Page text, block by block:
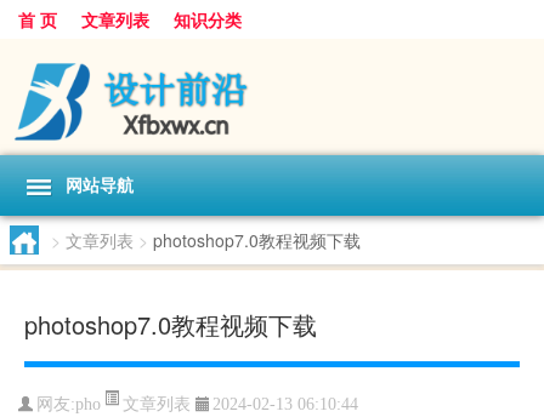
首 页 文章列表 知识分类
网站导航
> 文章列表 > photoshop7.0教程视频下载
photoshop7.0教程视频下载
网友:pho 文章列表 2024-02-13 06:10:44